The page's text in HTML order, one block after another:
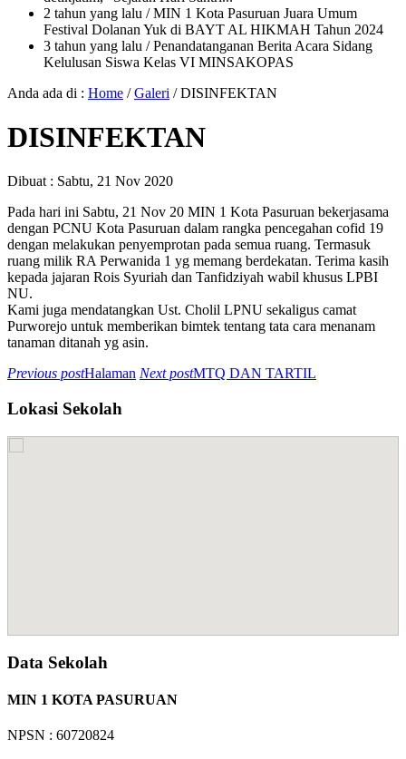
2 tahun yang lalu / MIN 1 Kota Pasuruan Juara Umum
Festival Dolanan Yuk di BAYT AL HIKMAH Tahun 2024
3 tahun yang lalu / Penandatanganan Berita Acara Sidang
Kelulusan Siswa Kelas VI MINSAKOPAS
Anda ada di : Home /Galeri /DISINFEKTAN
DISINFEKTAN
Dibuat : Sabtu, 21 Nov 2020
Pada hari ini Sabtu, 21 Nov 20 MIN 1 Kota Pasuruan bekerjasama
dengan PCNU Kota Pasuruan dalam rangka pencegahan cofid 19
dengan melakukan penyemprotan pada semua ruang. Termasuk
ruang milik RA Perwanida 1 yg memang berdekatan. Terima kasih
kepada jajaran Rois Syuriah dan Tanfidziyah wabil khusus LPBI
NU.
Kami juga mendatangkan Ust. Cholil LPNU sekaligus camat
Purworejo untuk memberikan bimtek tentang tata cara menanam
tanaman ditanah yg asin.
Previous postHalaman Next postMTQ DAN TARTIL
Lokasi Sekolah
Data Sekolah
MIN 1 KOTA PASURUAN
NPSN : 60720824